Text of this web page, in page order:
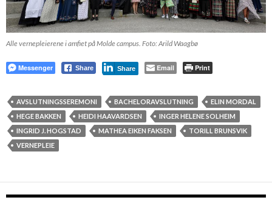
Alle vernepleierene i amfiet på Molde campus. Foto: Arild Waagbø
Messenger Share Share Email Print
AVSLUTNINGSSEREMONI BACHELORAVSLUTNING
ELIN MORDAL
HEGE BAKKEN
HEIDI HAAVARDSEN
INGER HELENE SOLHEIM
INGRID J. HOGSTAD
MATHEA EIKEN FAKSEN
TORILL BRUNSVIK
VERNEPLEIE